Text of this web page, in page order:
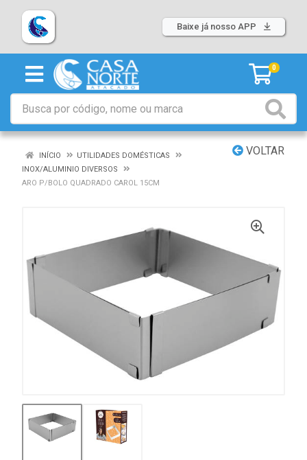
Baixe já nosso APP
0
VOLTAR
INÍCIO
UTILIDADES DOMÉSTICAS
INOX/ALUMINIO DIVERSOS
ARO P/BOLO QUADRADO CAROL 15CM